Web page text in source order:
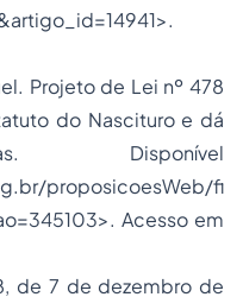
Projeto de Lei nº 478
do Nascituro e dá
Disponível
proposicoesWeb/fi
Acesso em
de 7 de dezembro de